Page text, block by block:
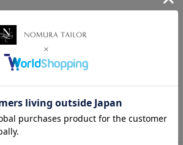
づけるよう徹底しておりますが、 お使いの
定やブラウザ等）、お部屋の照明等により
る場合がございます。予めご了承くださ
いて
ポイント付与対象外となります。